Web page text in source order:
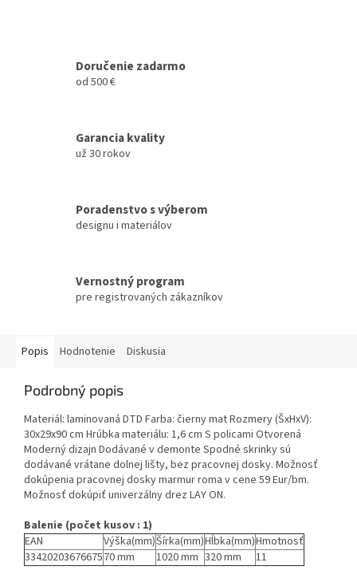
Doručenie zadarmo
od 500 €
Garancia kvality
už 30 rokov
Poradenstvo s výberom
designu i materiálov
Vernostný program
pre registrovaných zákazníkov
Popis Hodnotenie Diskusia
Podrobný popis
Materiál: laminovaná DTD Farba: čierny mat Rozmery (ŠxHxV):
30x29x90 cm Hrúbka materiálu: 1,6 cm S policami Otvorená
Moderný dizajn Dodávané v demonte Spodné skrinky sú
dodávané vrátane dolnej lišty, bez pracovnej dosky. Možnosť
dokúpenia pracovnej dosky marmur roma v cene 59 Eur/bm.
Možnosť dokúpiť univerzálny drez LAY ON.
Balenie (počet kusov : 1)
EAN
Výška(mm)Šírka(mm)Hĺbka(mm)Hmotnosť
3342020367667570 mm 1020 mm 320 mm 11